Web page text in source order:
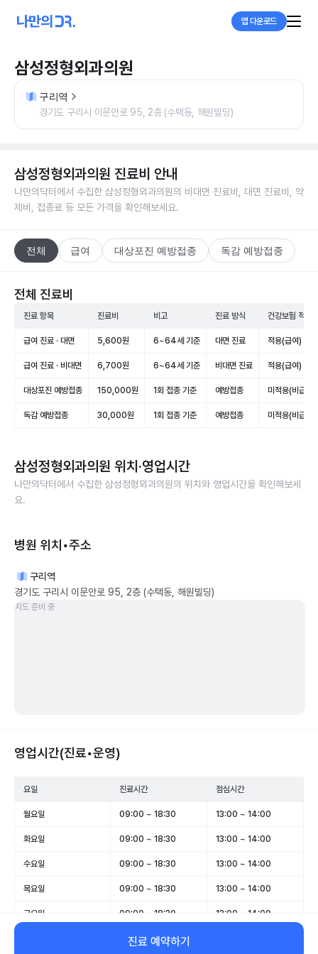
앱 다운로드
삼성정형외과의원
구리역
경기도 구리시 이문안로 95, 2층 (수택동, 해원빌딩)
삼성정형외과의원 진료비 안내
나만의닥터에서 수집한 삼성정형외과의원의 비대면 진료비, 대면 진료비, 약
제비, 접종료 등 모든 가격을 확인해보세요.
전체 급여 대상포진 예방접종 독감 예방접종
전체 진료비
진료 항목 진료비 비고 진료 방식 건강보험 적용
급여 진료 · 대면 5,600원 6~64세 기준 대면 진료 적용(급여)
급여 진료 · 비대면 6,700원 6~64세 기준 비대면 진료 적용(급여)
대상포진 예방접종 150,000원 1회 접종 기준 예방접종 미적용(비급여)
독감 예방접종 30,000원 1회 접종 기준 예방접종 미적용(비급여)
삼성정형외과의원 위치·영업시간
나만의닥터에서 수집한 삼성정형외과의원의 위치와 영업시간을 확인해보세
요.
병원 위치•주소
구리역
경기도 구리시 이문안로 95, 2층 (수택동, 해원빌딩)
지도 준비 중
영업시간(진료•운영)
요일 진료시간 점심시간
월요일 09:00 ~ 18:30 13:00 ~ 14:00
화요일 09:00 ~ 18:30 13:00 ~ 14:00
수요일 09:00 ~ 18:30 13:00 ~ 14:00
목요일 09:00 ~ 18:30 13:00 ~ 14:00
금요일 09:00 ~ 18:30 13:00 ~ 14:00
09:00 ~ 13:00
진료 예약하기